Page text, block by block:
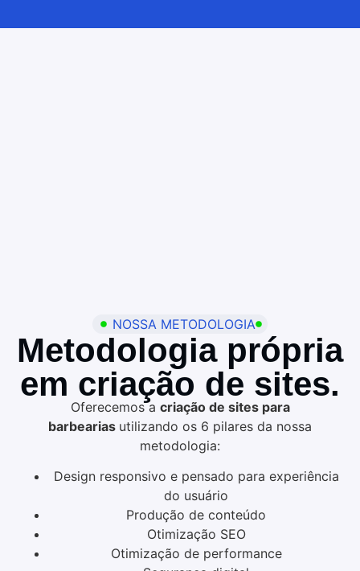
NOSSA METODOLOGIA
Metodologia própria
em criação de sites.
Oferecemos a criação de sites para
barbearias utilizando os 6 pilares da nossa
metodologia:
Design responsivo e pensado para experiência
do usuário
Produção de conteúdo
Otimização SEO
Otimização de performance